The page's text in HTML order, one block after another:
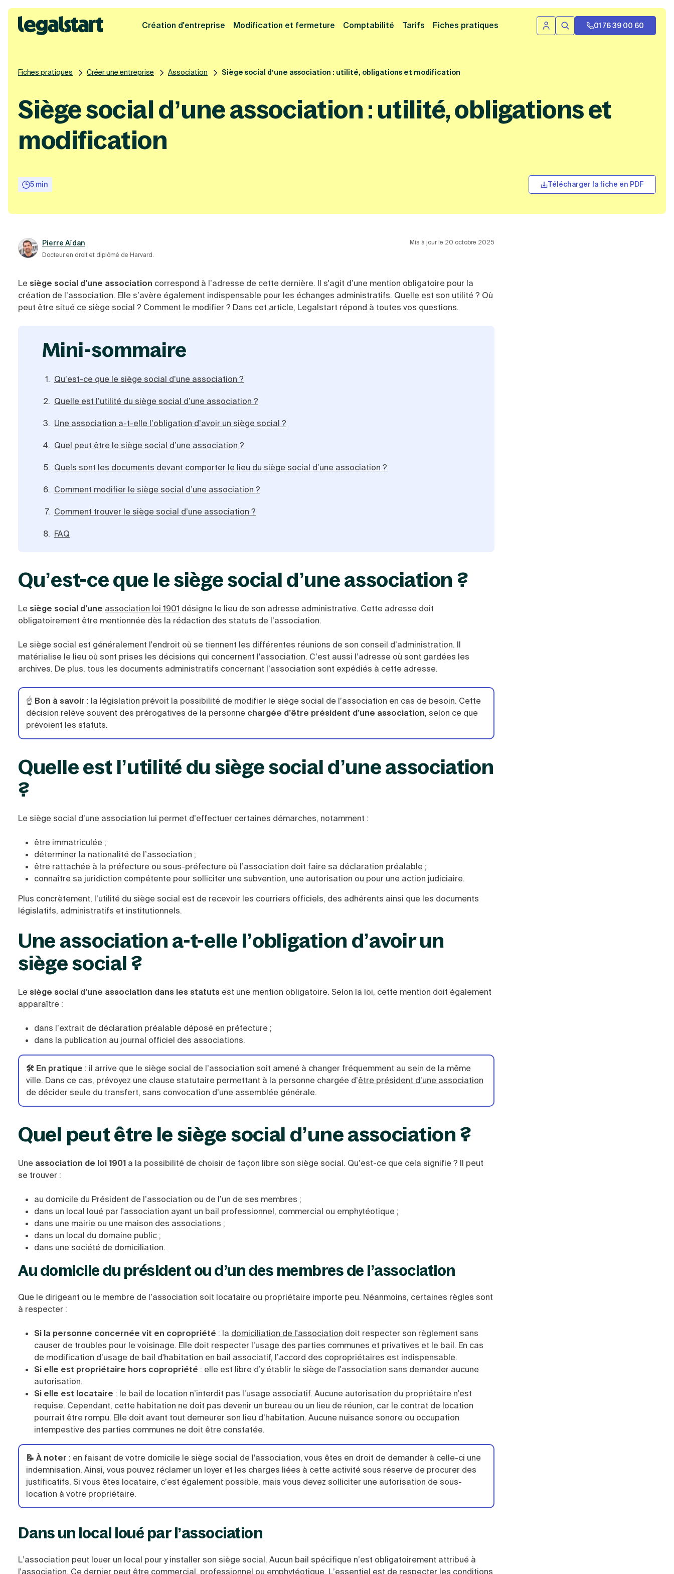
Cliquez ici pour reprendre votre démarche Fermer la bannière
Legalstart
Création d'entreprise Modification et fermeture Comptabilité Tarifs Fiches pratiques Se connecter
Rechercher01 76 39 00 60
Fiches pratiques Créer une entreprise Association Siège social d’une association : utilité, obligations et modification
Siège social d’une association : utilité, obligations et
modification
5 min Télécharger la fiche en PDF
Pierre Aïdan
Docteur en droit et diplômé de Harvard.
Mis à jour le 20 octobre 2025
Le siège social d’une association correspond à l’adresse de cette dernière. Il s'agit d’une mention obligatoire pour la
création de l’association. Elle s’avère également indispensable pour les échanges administratifs. Quelle est son utilité ? Où
peut être situé ce siège social ? Comment le modifier ? Dans cet article, Legalstart répond à toutes vos questions.
mini-sommaire
Qu’est-ce que le siège social d’une association ?
Quelle est l’utilité du siège social d’une association ?
Une association a-t-elle l’obligation d’avoir un siège social ?
Quel peut être le siège social d’une association ?
Quels sont les documents devant comporter le lieu du siège social d’une association ?
Comment modifier le siège social d’une association ?
Comment trouver le siège social d’une association ?
FAQ
Qu’est-ce que le siège social d’une association ?
Le siège social d’une association loi 1901 désigne le lieu de son adresse administrative. Cette adresse doit
obligatoirement être mentionnée dès la rédaction des statuts de l’association.
Le siège social est généralement l'endroit où se tiennent les différentes réunions de son conseil d’administration. Il
matérialise le lieu où sont prises les décisions qui concernent l'association. C’est aussi l’adresse où sont gardées les
archives. De plus, tous les documents administratifs concernant l’association sont expédiés à cette adresse.
☝️ Bon à savoir : la législation prévoit la possibilité de modifier le siège social de l’association en cas de besoin. Cette
décision relève souvent des prérogatives de la personne chargée d’être président d’une association, selon ce que
prévoient les statuts.
Quelle est l’utilité du siège social d’une association
?
Le siège social d’une association lui permet d’effectuer certaines démarches, notamment :
être immatriculée ;
déterminer la nationalité de l’association ;
être rattachée à la préfecture ou sous-préfecture où l’association doit faire sa déclaration préalable ;
connaître sa juridiction compétente pour solliciter une subvention, une autorisation ou pour une action judiciaire.
Plus concrètement, l’utilité du siège social est de recevoir les courriers officiels, des adhérents ainsi que les documents
législatifs, administratifs et institutionnels.
Une association a-t-elle l’obligation d’avoir un
siège social ?
Le siège social d’une association dans les statuts est une mention obligatoire. Selon la loi, cette mention doit également
apparaître :
dans l’extrait de déclaration préalable déposé en préfecture ;
dans la publication au journal officiel des associations.
🛠️ En pratique : il arrive que le siège social de l’association soit amené à changer fréquemment au sein de la même
ville. Dans ce cas, prévoyez une clause statutaire permettant à la personne chargée d’être président d’une association
de décider seule du transfert, sans convocation d’une assemblée générale.
Quel peut être le siège social d’une association ?
Une association de loi 1901 a la possibilité de choisir de façon libre son siège social. Qu’est-ce que cela signifie ? Il peut
se trouver :
au domicile du Président de l’association ou de l’un de ses membres ;
dans un local loué par l'association ayant un bail professionnel, commercial ou emphytéotique ;
dans une mairie ou une maison des associations ;
dans un local du domaine public ;
dans une société de domiciliation.
Au domicile du président ou d’un des membres de l’association
Que le dirigeant ou le membre de l’association soit locataire ou propriétaire importe peu. Néanmoins, certaines règles sont
à respecter :
Si la personne concernée vit en copropriété : la domiciliation de l'association doit respecter son règlement sans
causer de troubles pour le voisinage. Elle doit respecter l’usage des parties communes et privatives et le bail. En cas
de modification d’usage de bail d'habitation en bail associatif, l’accord des copropriétaires est indispensable.
Si elle est propriétaire hors copropriété : elle est libre d’y établir le siège de l'association sans demander aucune
autorisation.
Si elle est locataire : le bail de location n’interdit pas l’usage associatif. Aucune autorisation du propriétaire n'est
requise. Cependant, cette habitation ne doit pas devenir un bureau ou un lieu de réunion, car le contrat de location
pourrait être rompu. Elle doit avant tout demeurer son lieu d’habitation. Aucune nuisance sonore ou occupation
intempestive des parties communes ne doit être constatée.
📝 À noter : en faisant de votre domicile le siège social de l'association, vous êtes en droit de demander à celle-ci une
indemnisation. Ainsi, vous pouvez réclamer un loyer et les charges liées à cette activité sous réserve de procurer des
justificatifs. Si vous êtes locataire, c’est également possible, mais vous devez solliciter une autorisation de sous-
location à votre propriétaire.
Dans un local loué par l’association
L’association peut louer un local pour y installer son siège social. Aucun bail spécifique n’est obligatoirement attribué à
l'association. Ce dernier peut être commercial, professionnel ou emphytéotique. L’essentiel est de respecter les conditions